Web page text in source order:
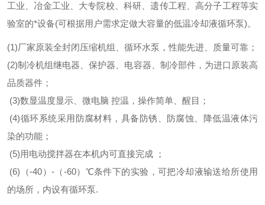
工业、冶金工业、大专院校、科研、遗传工程、高分子工程等实
验室的*设备(可根据用户需求定做大容量的低温冷却液循环泵)。
(1)厂家原装全封闭压缩机组、循环水泵，性能先进、质量可靠；
(2)制冷机组继电器、保护器、电容器、制冷部件，为进口原装高
品质器件；
(3)数显温度显示、微电脑 控温，操作简单、醒目；
(4)循环系统采用防腐材料，具备防锈、防腐蚀、降低温液体污
染的功能；
(5)用电动搅拌器在本机内可直接完成 ；
(6)（-40）-（-60）℃条件下的实验，可把冷却液输送给所使用
的场所，内设有循环泵.